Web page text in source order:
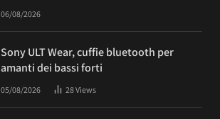
06/08/2026
Sony ULT Wear, cuffie bluetooth per
amanti dei bassi forti
05/08/2026 28Views